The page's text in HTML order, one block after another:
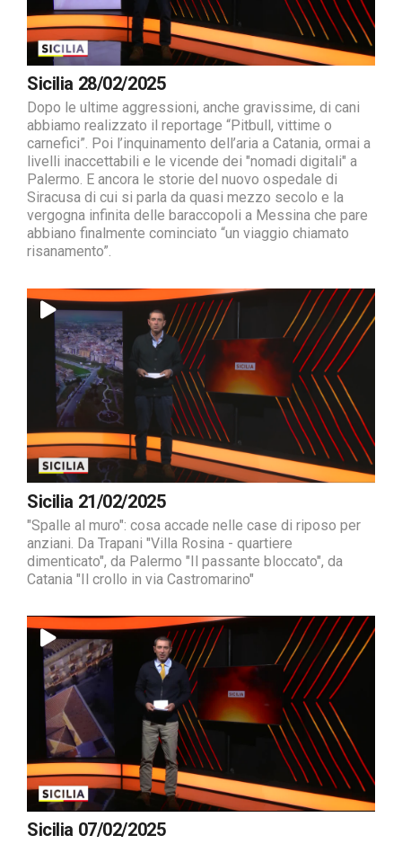
Sicilia 28/02/2025
Dopo le ultime aggressioni, anche gravissime, di cani
abbiamo realizzato il reportage “Pitbull, vittime o
carnefici”. Poi l’inquinamento dell’aria a Catania, ormai a
livelli inaccettabili e le vicende dei "nomadi digitali" a
Palermo. E ancora le storie del nuovo ospedale di
Siracusa di cui si parla da quasi mezzo secolo e la
vergogna infinita delle baraccopoli a Messina che pare
abbiano finalmente cominciato “un viaggio chiamato
risanamento”.
Sicilia 21/02/2025
"Spalle al muro": cosa accade nelle case di riposo per
anziani. Da Trapani "Villa Rosina - quartiere
dimenticato", da Palermo "Il passante bloccato", da
Catania "Il crollo in via Castromarino"
Sicilia 07/02/2025